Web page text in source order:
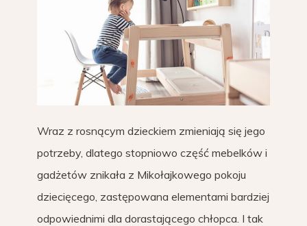
Wraz z rosnącym dzieckiem zmieniają się jego
potrzeby, dlatego stopniowo część mebelków i
gadżetów znikała z Mikołajkowego pokoju
dziecięcego, zastępowana elementami bardziej
odpowiednimi dla dorastającego chłopca. I tak